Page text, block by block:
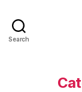
Search